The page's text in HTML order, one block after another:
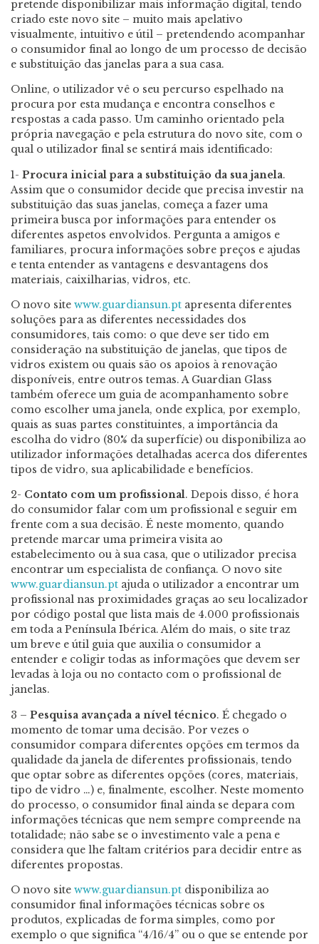
pretende disponibilizar mais informação digital, tendo
criado este novo site – muito mais apelativo
visualmente, intuitivo e útil – pretendendo acompanhar
o consumidor final ao longo de um processo de decisão
e substituição das janelas para a sua casa.
Online, o utilizador vê o seu percurso espelhado na
procura por esta mudança e encontra conselhos e
respostas a cada passo. Um caminho orientado pela
própria navegação e pela estrutura do novo site, com o
qual o utilizador final se sentirá mais identificado:
1- Procura inicial para a substituição da sua janela.
Assim que o consumidor decide que precisa investir na
substituição das suas janelas, começa a fazer uma
primeira busca por informações para entender os
diferentes aspetos envolvidos. Pergunta a amigos e
familiares, procura informações sobre preços e ajudas
e tenta entender as vantagens e desvantagens dos
materiais, caixilharias, vidros, etc.
O novo site www.guardiansun.pt apresenta diferentes
soluções para as diferentes necessidades dos
consumidores, tais como: o que deve ser tido em
consideração na substituição de janelas, que tipos de
vidros existem ou quais são os apoios à renovação
disponíveis, entre outros temas. A Guardian Glass
também oferece um guia de acompanhamento sobre
como escolher uma janela, onde explica, por exemplo,
quais as suas partes constituintes, a importância da
escolha do vidro (80% da superfície) ou disponibiliza ao
utilizador informações detalhadas acerca dos diferentes
tipos de vidro, sua aplicabilidade e benefícios.
2- Contato com um profissional. Depois disso, é hora
do consumidor falar com um profissional e seguir em
frente com a sua decisão. É neste momento, quando
pretende marcar uma primeira visita ao
estabelecimento ou à sua casa, que o utilizador precisa
encontrar um especialista de confiança. O novo site
www.guardiansun.pt ajuda o utilizador a encontrar um
profissional nas proximidades graças ao seu localizador
por código postal que lista mais de 4.000 profissionais
em toda a Península Ibérica. Além do mais, o site traz
um breve e útil guia que auxilia o consumidor a
entender e coligir todas as informações que devem ser
levadas à loja ou no contacto com o profissional de
janelas.
3 – Pesquisa avançada a nível técnico. É chegado o
momento de tomar uma decisão. Por vezes o
consumidor compara diferentes opções em termos da
qualidade da janela de diferentes profissionais, tendo
que optar sobre as diferentes opções (cores, materiais,
tipo de vidro …) e, finalmente, escolher. Neste momento
do processo, o consumidor final ainda se depara com
informações técnicas que nem sempre compreende na
totalidade; não sabe se o investimento vale a pena e
considera que lhe faltam critérios para decidir entre as
diferentes propostas.
O novo site www.guardiansun.pt disponibiliza ao
consumidor final informações técnicas sobre os
produtos, explicadas de forma simples, como por
exemplo o que significa “4/16/4” ou o que se entende por